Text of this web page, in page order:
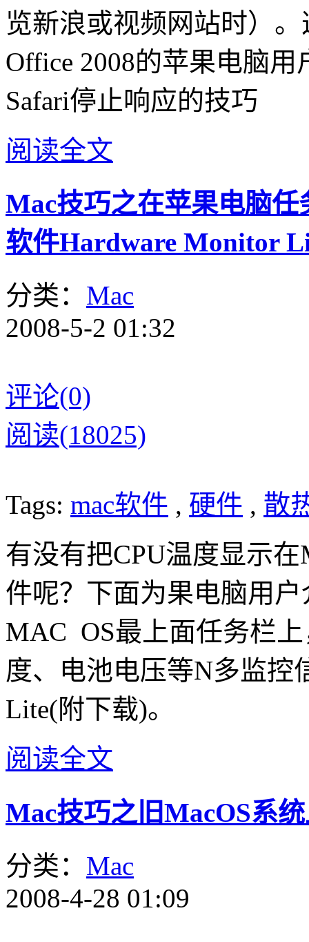
览新浪或视频网站时）
Office 2008的苹果电脑
Safari停止响应的技巧
阅读全文
Mac技巧之在苹果电脑
软件Hardware Monitor
分类： Mac
2008-5-2 01:32
评论(0)
阅读(18025)
Tags: mac软件 , 硬件 , 散
有没有把CPU温度显示
件呢？下面为果电脑用
MAC OS最上面任务栏
度、电池电压等N多监控
Lite(附下载)。
阅读全文
Mac技巧之旧MacOS系
分类： Mac
2008-4-28 01:09